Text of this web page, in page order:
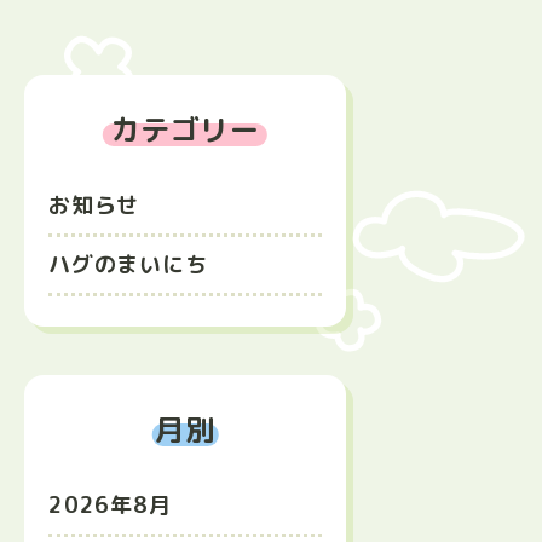
カテゴリー
お知らせ
ハグのまいにち
月別
2026年8月